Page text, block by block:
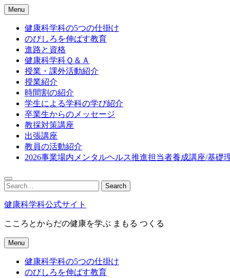
Skip
to
content
Menu
健康科学科の5つの仕掛け
のびしろを伸ばす教育
進路と資格
健康科学科Ｑ＆Ａ
授業・課外活動紹介
授業紹介
時間割の紹介
学生による学科の学び紹介
卒業生からのメッセージ
教採対策講座
出張講座
教員の活動紹介
2026事業場内メンタルヘルス推進担当者養成講座/基礎
Search
for:
Search
健康科学科公式サイト
こころとからだの健康を学ぶ まもる つくる
Menu
健康科学科の5つの仕掛け
のびしろを伸ばす教育